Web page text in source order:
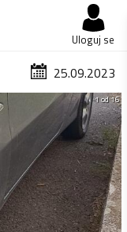
Uloguj se
25.09.2023
1 od 16